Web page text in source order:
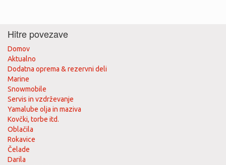
Hitre povezave
Domov
Aktualno
Dodatna oprema & rezervni deli
Marine
Snowmobile
Servis in vzdrževanje
Yamalube olja in maziva
Kovčki, torbe itd.
Oblačila
Rokavice
Čelade
Darila